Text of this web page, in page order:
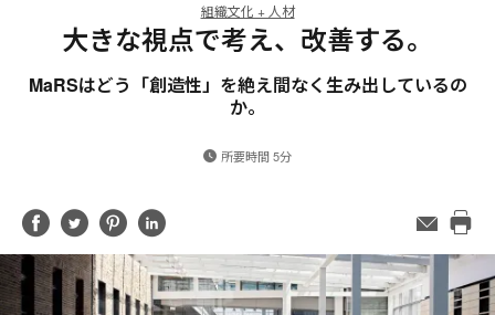
組織文化 + 人材
大きな視点で考え、改善する。
MaRSはどう「創造性」を絶え間なく生み出しているの
か。
所要時間 5分
Share
on
Facebook
Share
on
Twitter
Share
on
Pinterest
Share
on
LinkedIn
メ
ル
ア
ド
this